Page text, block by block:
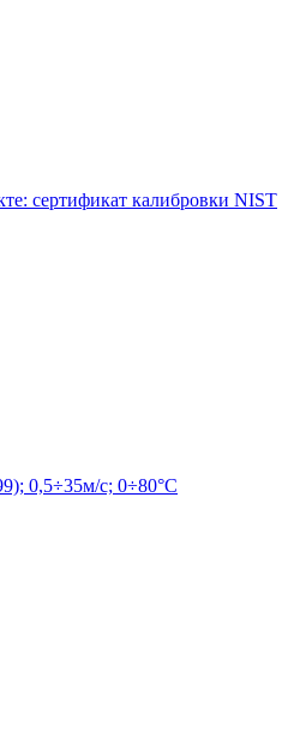
сертификат калибровки NIST
0,5÷35м/с; 0÷80°C